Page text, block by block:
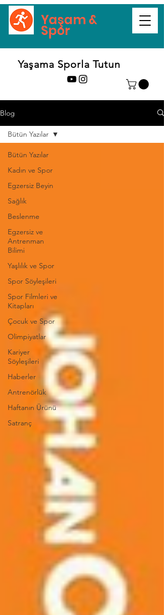
Yaşam &
Spor
Yaşama Sporla Tutun
Blog
Bütün Yazılar
Kadın ve Spor
Egzersiz Beyin
Sağlık
Beslenme
Egzersiz ve
Antrenman
Bilimi
Yaşlılık ve Spor
Spor Söyleşileri
Spor Filmleri ve
Kitapları
Çocuk ve Spor
Olimpiyatlar
Kariyer
Söyleşileri
Haberler
Antrenörlük
Haftanın Ürünü
Satranç
Bütün Yazılar